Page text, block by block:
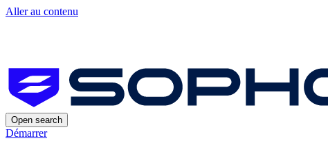
Aller au contenu
Open search
Démarrer